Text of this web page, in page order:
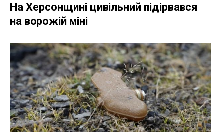
На Херсонщині цивільний підірвався
на ворожій міні